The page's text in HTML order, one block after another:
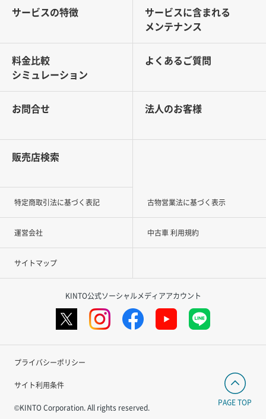
サービスの特徴
サービスに含まれる
メンテナンス
料金比較
シミュレーション
よくあるご質問
お問合せ 法人のお客様
販売店検索
特定商取引法に基づく表記 古物営業法に基づく表示
運営会社 中古車 利用規約
サイトマップ
KINTO公式ソーシャルメディアアカウント
プライバシーポリシー
サイト利用条件
©KINTO Corporation. All rights reserved.
PAGE TOP